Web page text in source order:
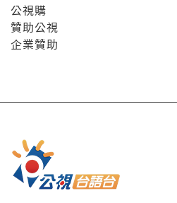
公視購
贊助公視
企業贊助